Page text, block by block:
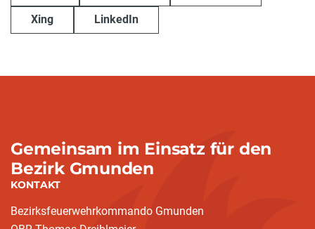
Xing LinkedIn
Gemeinsam im Einsatz für den
Bezirk Gmunden
KONTAKT
Bezirksfeuerwehrkommando Gmunden